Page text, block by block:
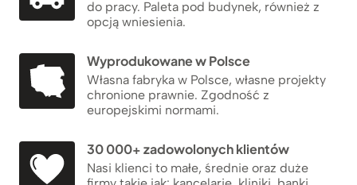
do pracy. Paleta pod budynek, również z
opcją wniesienia.
Wyprodukowane w Polsce
Własna fabryka w Polsce, własne projekty
chronione prawnie. Zgodność z
europejskimi normami.
30 000+ zadowolonych klientów
Nasi klienci to małe, średnie oraz duże